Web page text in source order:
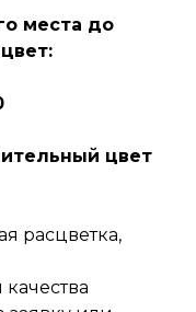
места до
цвет
расцветка,